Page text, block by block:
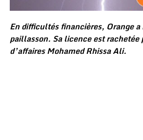
En difficultés financières, Orange
paillasson. Sa licence est rachetée
d’affaires Mohamed Rhissa Ali.